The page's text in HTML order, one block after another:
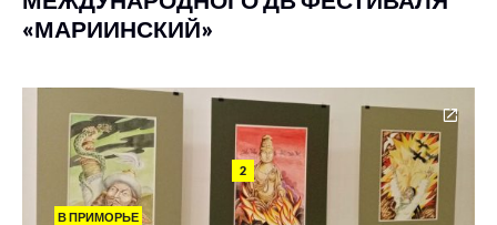
«МАРИИНСКИЙ»
2
В ПРИМОРЬЕ